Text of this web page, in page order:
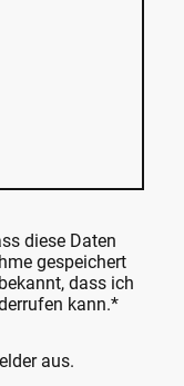
diese Daten
gespeichert
dass ich
kann.*
aus.